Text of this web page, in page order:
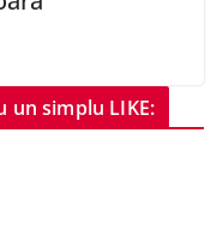
un simplu LIKE: